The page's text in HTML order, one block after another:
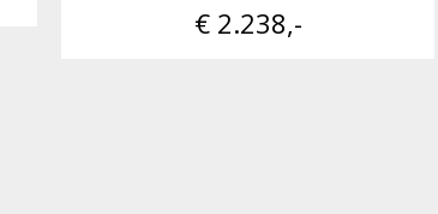
€ 2.238,-